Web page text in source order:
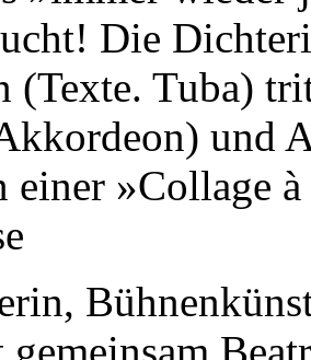
Die
(Texte. Tuba)
und
einer »Collage